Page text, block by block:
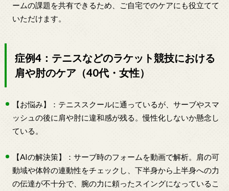
ームの課題を共有できるため、ご自宅でのケアにも役立てて
いただけます。
症例4：テニスなどのラケット競技における
肩や肘のケア（40代・女性）
【お悩み】：テニススクールに通っているが、サーブやスマ
ッシュの後に肩や肘に違和感が残る。慢性化しないか懸念し
ている。
【AIの解決策】：サーブ時のフォームを動画で解析。肩の可
動域や体幹の連動性をチェックし、下半身から上半身への力
の伝達が不十分で、腕の力に頼ったスイングになっているこ